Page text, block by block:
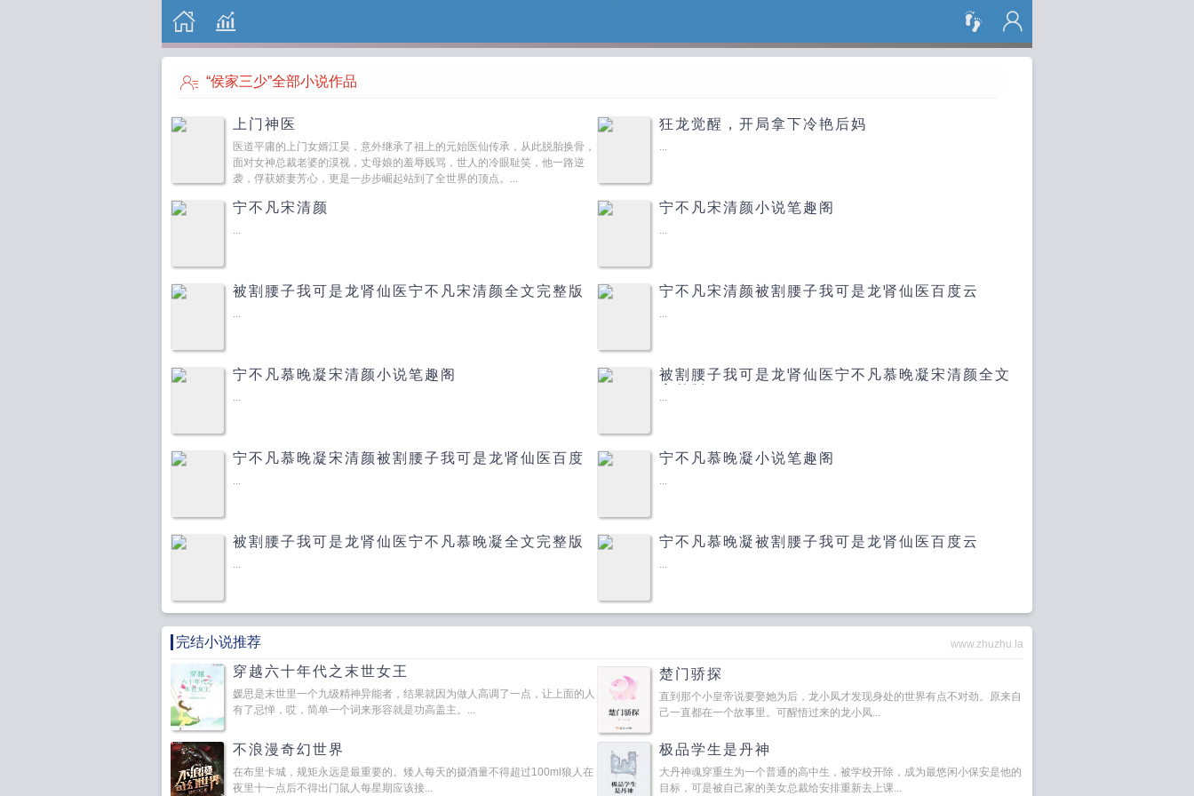
搜 索
“侯家三少”全部小说作品
上门神医
医道平庸的上门女婿江昊，意外继承了祖上的元始医仙传承，从此脱胎换骨，
面对女神总裁老婆的漠视，丈母娘的羞辱贱骂，世人的冷眼耻笑，他一路逆
袭，俘获娇妻芳心，更是一步步崛起站到了全世界的顶点。...
狂龙觉醒，开局拿下冷艳后妈
...
宁不凡宋清颜
...
宁不凡宋清颜小说笔趣阁
...
被割腰子我可是龙肾仙医宁不凡宋清颜全文完整版
...
宁不凡宋清颜被割腰子我可是龙肾仙医百度云
...
宁不凡慕晚凝宋清颜小说笔趣阁
...
被割腰子我可是龙肾仙医宁不凡慕晚凝宋清颜全文
...
宁不凡慕晚凝宋清颜被割腰子我可是龙肾仙医百度
...
宁不凡慕晚凝小说笔趣阁
...
被割腰子我可是龙肾仙医宁不凡慕晚凝全文完整版
...
宁不凡慕晚凝被割腰子我可是龙肾仙医百度云
...
完结小说推荐 www.zhuzhu.la
穿越六十年代之末世女王
媛思是末世里一个九级精神异能者，结果就因为做人高调了一点，让上面的人
有了忌惮，哎，简单一个词来形容就是功高盖主。...
楚门骄探
直到那个小皇帝说要娶她为后，龙小凤才发现身处的世界有点不对劲。原来自
己一直都在一个故事里。可醒悟过来的龙小凤...
不浪漫奇幻世界
在布里卡城，规矩永远是最重要的。矮人每天的摄酒量不得超过100ml狼人在
夜里十一点后不得出门鼠人每星期应该接...
极品学生是丹神
大丹神魂穿重生为一个普通的高中生，被学校开除，成为最悠闲小保安是他的
目标，可是被自己家的美女总裁给安排重新去上课...